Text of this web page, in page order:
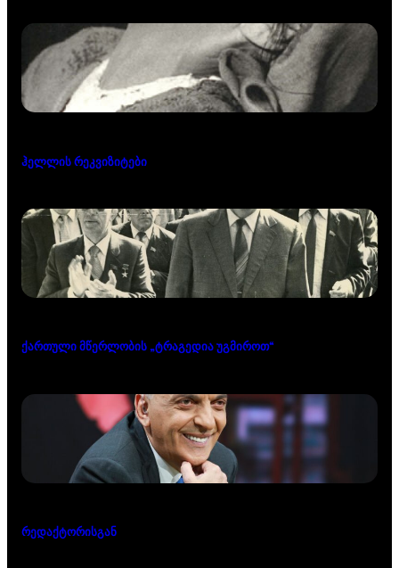
ჰელლის რეკვიზიტები
ქართული მწერლობის „ტრაგედია უგმიროთ“
რედაქტორისგან